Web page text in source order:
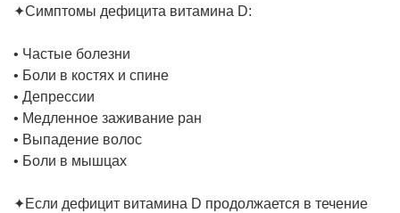
✦Симптомы дефицита витамина D:
• Частые болезни
• Боли в костях и спине
• Депрессии
• Медленное заживание ран
• Выпадение волос
• Боли в мышцах
✦Если дефицит витамина D продолжается в течение